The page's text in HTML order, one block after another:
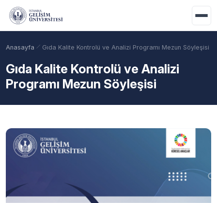
Ana içeriğe geç
Anasayfa Gıda Kalite Kontrolü ve Analizi Programı Mezun Söyleşisi
Gıda Kalite Kontrolü ve Analizi
Programı Mezun Söyleşisi